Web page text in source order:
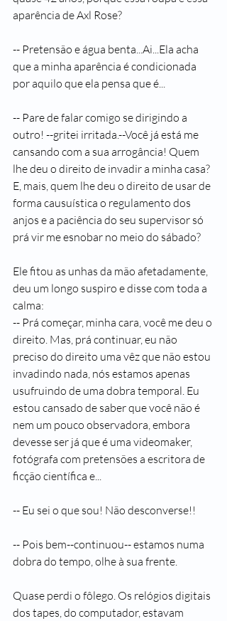
aparência de Axl Rose?
-- Pretensão e água benta...Ai...Ela acha
que a minha aparência é condicionada
por aquilo que ela pensa que é...
-- Pare de falar comigo se dirigindo a
outro! --gritei irritada.--Você já está me
cansando com a sua arrogância! Quem
lhe deu o direito de invadir a minha casa?
E, mais, quem lhe deu o direito de usar de
forma causuística o regulamento dos
anjos e a paciência do seu supervisor só
prá vir me esnobar no meio do sábado?
Ele fitou as unhas da mão afetadamente,
deu um longo suspiro e disse com toda a
calma:
-- Prá começar, minha cara, você me deu o
direito. Mas, prá continuar, eu não
preciso do direito uma vêz que não estou
invadindo nada, nós estamos apenas
usufruindo de uma dobra temporal. Eu
estou cansado de saber que você não é
nem um pouco observadora, embora
devesse ser já que é uma videomaker,
fotógrafa com pretensões a escritora de
ficção científica e...
-- Eu sei o que sou! Não desconverse!!
-- Pois bem--continuou-- estamos numa
dobra do tempo, olhe à sua frente.
Quase perdi o fôlego. Os relógios digitais
dos tapes, do computador, estavam